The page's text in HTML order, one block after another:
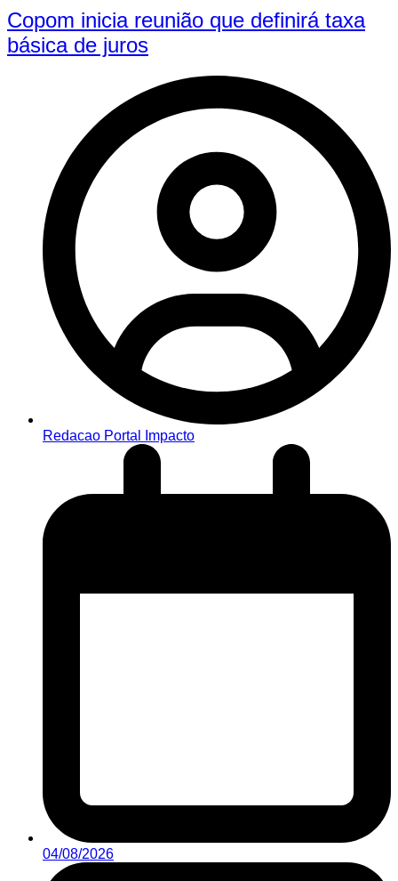
Copom inicia reunião que definirá taxa
básica de juros
Redacao Portal Impacto
04/08/2026